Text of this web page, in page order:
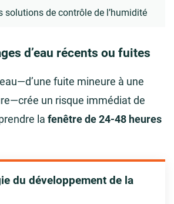
solutions de contrôle de l’humidité
d’eau récents ou fuites
fuite mineure à une
un risque immédiat de
la fenêtre de 24-48 heures
du développement de la